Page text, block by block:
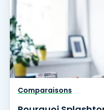
Comparaisons